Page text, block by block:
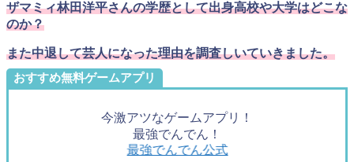
ザマミィ林田洋平さんの学歴として出身高校や大学はどこな
のか？
また中退して芸人になった理由を調査しいていきました。
おすすめ無料ゲームアプリ
今激アツなゲームアプリ！
最強でんでん！
最強でんでん公式